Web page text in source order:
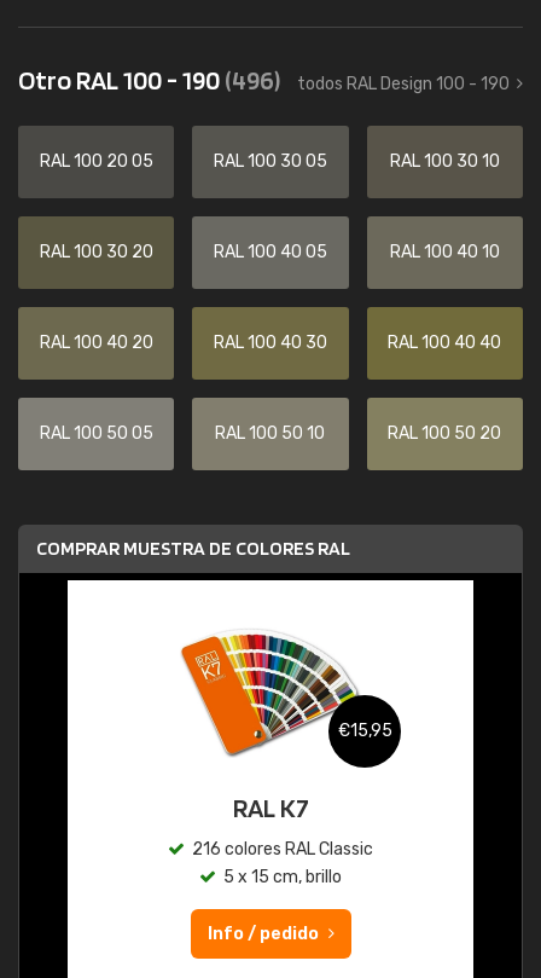
Otro RAL 100 - 190(496) todos RAL Design 100 - 190
RAL 100 20 05 RAL 100 30 05 RAL 100 30 10
RAL 100 30 20 RAL 100 40 05 RAL 100 40 10
RAL 100 40 20 RAL 100 40 30 RAL 100 40 40
RAL 100 50 05 RAL 100 50 10 RAL 100 50 20
COMPRAR MUESTRA DE COLORES RAL
€15,95
RAL K7
216 colores RAL Classic
5 x 15 cm, brillo
Info / pedido